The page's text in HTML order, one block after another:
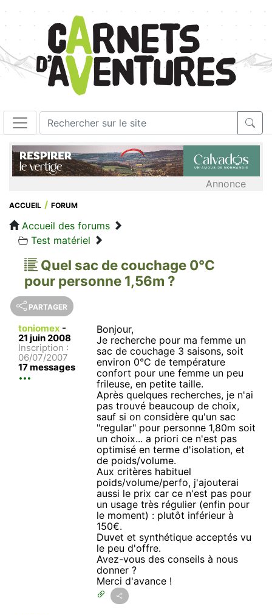
Annonce
ACCUEIL FORUM
Accueil des forums
Test matériel
Quel sac de couchage 0°C
pour personne 1,56m ?
PARTAGER
toniomex -
21 juin 2008
Inscription :
06/07/2007
17 messages
Bonjour,
Je recherche pour ma femme un
sac de couchage 3 saisons, soit
environ 0°C de température
confort pour une femme un peu
frileuse, en petite taille.
Après quelques recherches, je n'ai
pas trouvé beaucoup de choix,
sauf si on considère qu'un sac
"regular" pour personne 1,80m soit
un choix... a priori ce n'est pas
optimisé en terme d'isolation, et
de poids/volume.
Aux critères habituel
poids/volume/perfo, j'ajouterai
aussi le prix car ce n'est pas pour
un usage très régulier (enfin pour
le moment) : plutôt inférieur à
150€.
Duvet et synthétique acceptés vu
le peu d'offre.
Avez-vous des conseils à nous
donner ?
Merci d'avance !